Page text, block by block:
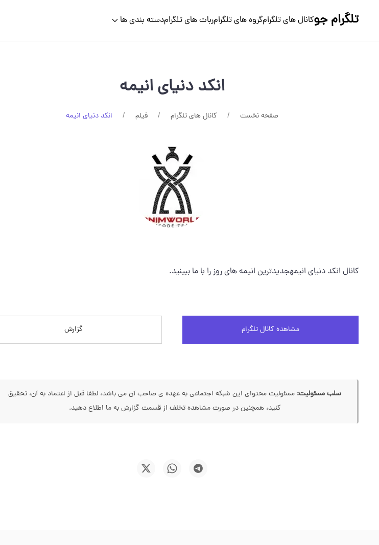
تلگرام جوکانال های تلگرامگروه های تلگرامربات های تلگرامدسته بندی ها
انکد دنیای انیمه
صفحه نخست کانال های تلگرام فیلم انکد دنیای انیمه
کانال انکد دنیای انیمهجدیدترین انیمه های روز را با ما ببینید.
مشاهده کانال تلگرام گزارش
سلب مسئولیت: مسئولیت محتوای این شبکه اجتماعی به عهده ی صاحب آن می باشد، لطفا قبل از اعتماد به آن، تحقیق
کنید، همچنین در صورت مشاهده تخلف از قسمت گزارش به ما اطلاع دهید.